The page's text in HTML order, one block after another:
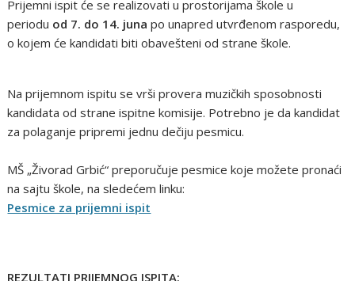
Prijemni ispit će se realizovati u prostorijama škole u
periodu od 7. do 14. juna po unapred utvrđenom rasporedu,
o kojem će kandidati biti obavešteni od strane škole.
Na prijemnom ispitu se vrši provera muzičkih sposobnosti
kandidata od strane ispitne komisije. Potrebno je da kandidat
za polaganje pripremi jednu dečiju pesmicu.
MŠ „Živorad Grbić“ preporučuje pesmice koje možete pronaći
na sajtu škole, na sledećem linku:
Pesmice za prijemni ispit
REZULTATI PRIJEMNOG ISPITA: